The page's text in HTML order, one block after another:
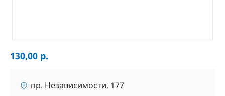
130,00 р.
пр. Независимости, 177